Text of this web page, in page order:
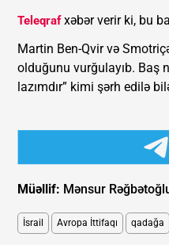
Teleqrafxəbər verir ki, bu
Martin Ben-Qvir və
olduğunu vurğulayıb. Baş
lazımdır” kimi şərh edilə
Müəllif: Mənsur
İsrail Avropa İttifaqı qadağa